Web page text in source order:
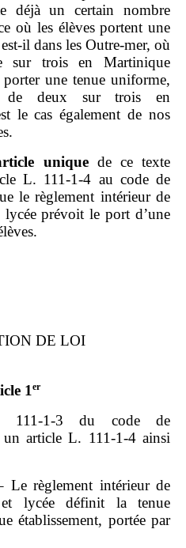
déjà un certain nombre
où les élèves portent une
dans les Outre‑mer, où
sur trois en Martinique
porter une tenue uniforme,
deux sur trois en
le cas également de nos
uniquede ce texte
L. 111‑1‑4 au code de
le règlement intérieur de
prévoit le port d’une
DE LOI
1 er
111‑1‑3 du code de
article L. 111‑1‑4 ainsi
Le règlement intérieur de
lycée définit la tenue
établissement, portée par